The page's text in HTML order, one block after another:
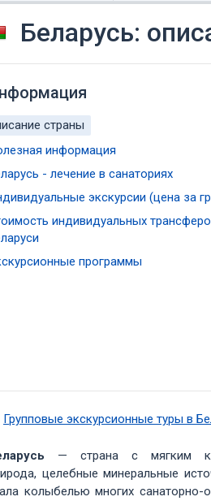
Беларусь:
страны
информация
- лечение в санаториях
экскурсии (цена за
индивидуальных
программы
Групповые экскурсионные туры в
— страна с мягким
целебные минеральные
колыбелью многих